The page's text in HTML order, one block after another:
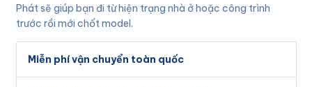
Phát sẽ giúp bạn đi từ hiện trạng nhà ở hoặc công trình
trước rồi mới chốt model.
Miễn phí vận chuyển toàn quốc